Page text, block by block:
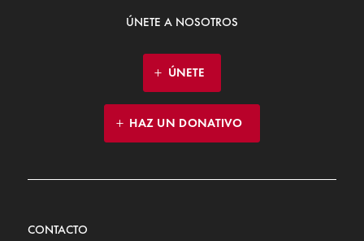
ÚNETE A NOSOTROS
ÚNETE
HAZ UN DONATIVO
CONTACTO